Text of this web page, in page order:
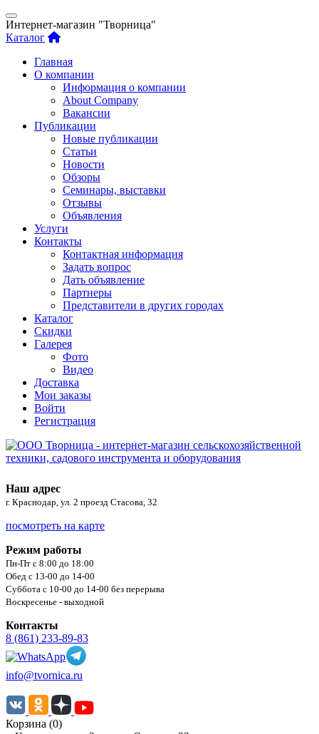
Интернет-магазин "Творница"
Каталог
Главная
О компании
Информация о компании
About Company
Вакансии
Публикации
Новые публикации
Статьи
Новости
Обзоры
Семинары, выставки
Отзывы
Объявления
Услуги
Контакты
Контактная информация
Задать вопрос
Дать объявление
Партнеры
Представители в других городах
Каталог
Скидки
Галерея
Фото
Видео
Доставка
Мои заказы
Войти
Регистрация
Наш адрес
г. Краснодар, ул. 2 проезд Стасова, 32
посмотреть на карте
Режим работы
Пн-Пт с 8:00 до 18:00
Обед с 13-00 до 14-00
Суббота с 10-00 до 14-00 без перерыва
Воскресенье - выходной
Контакты
8 (861) 233-89-83
info@tvornica.ru
Корзина (0)